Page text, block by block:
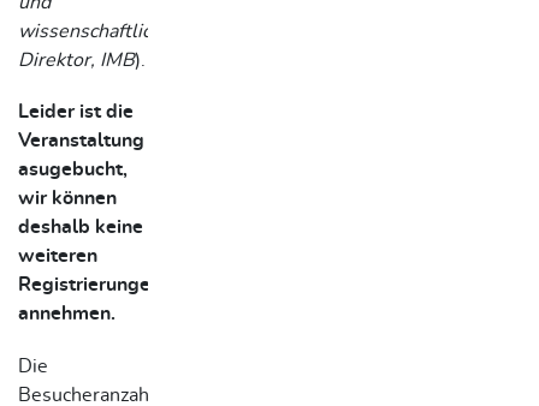
wissenschaftlicher
Direktor, IMB).
Leider ist die
Veranstaltung
asugebucht,
wir können
deshalb keine
weiteren
Registrierungen
annehmen.
Die
Besucheranzahl